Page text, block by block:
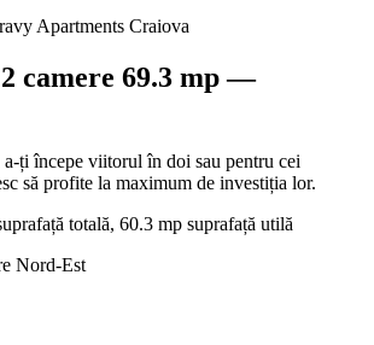
Apartments Craiova
camere 69.3 mp —
ți începe viitorul în doi sau pentru cei
să profite la maximum de investiția lor.
totală, 60.3 mp suprafață utilă
Nord-Est